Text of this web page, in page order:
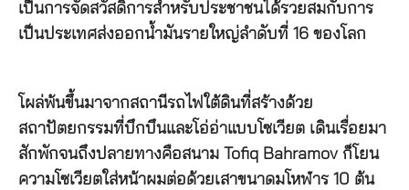
เป็นการจัดสวัสดิการสำหรับประชาชนได้รวยสมกับการ
เป็นประเทศส่งออกน้ำมันรายใหญ่ลำดับที่ 16 ของโลก
โผล่พ้นขึ้นมาจากสถานีรถไฟใต้ดินที่สร้างด้วย
สถาปัตยกรรมที่บึกบึนและโอ่อ่าแบบโซเวียต เดินเรื่อยมา
สักพักจนถึงปลายทางคือสนาม Tofiq Bahramov ก็โยน
ความโซเวียตใส่หน้าผมต่อด้วยเสาขนาดมโหฬาร 10 ต้น